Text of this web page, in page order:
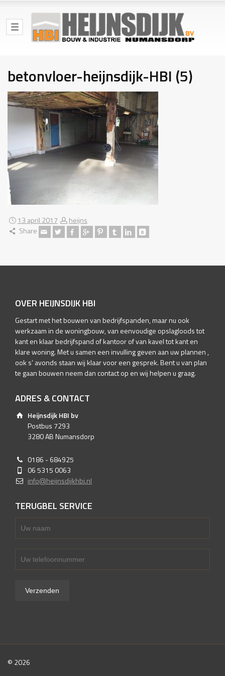
betonvloer-heijnsdijk-HBI (5)
13 april 2017
heijns
Share
OVER HEIJNSDIJK HBI
Gestart met het bouwen van bedrijfspanden, maar nu ook
werkzaam in de woningbouw, van eenvoudige opslagloods tot
kant en klaar bedrijfspand of kantoor of van kavel tot kant en
klare woning. Met u samen een invulling geven aan uw plannen ,
ook s’ avonds staan wij klaar voor een gesprek. Bent u van plan
te gaan bouwen neem dan contact op en wij helpen u graag.
ADRES & CONTACT
Heijnsdijk HBI bv
Postbus 7293
3280 AB Numansdorp
0186 - 684925
06 5315 0063
info@heijnsdijkhbi.nl
TERUGBEL SERVICE
© 2026